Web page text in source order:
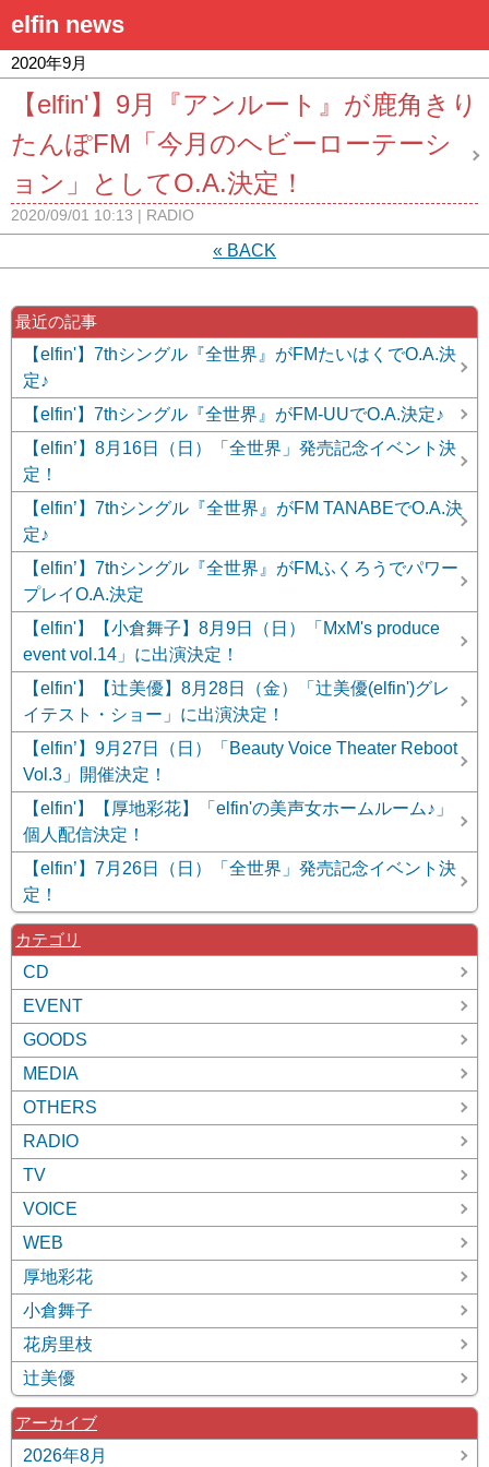
elfin news
2020年9月
【elfin'】9月『アンルート』が鹿角きり
たんぽFM「今月のヘビーローテーシ
ョン」としてO.A.決定！
2020/09/01 10:13 RADIO
« BACK
最近の記事
【elfin'】7thシングル『全世界』がFMたいはくでO.A.決
定♪
【elfin'】7thシングル『全世界』がFM-UUでO.A.決定♪
【elfin’】8月16日（日）「全世界」発売記念イベント決
定！
【elfin’】7thシングル『全世界』がFM TANABEでO.A.決
定♪
【elfin’】7thシングル『全世界』がFMふくろうでパワー
プレイO.A.決定
【elfin'】【小倉舞子】8月9日（日）「MxM's produce
event vol.14」に出演決定！
【elfin'】【辻美優】8月28日（金）「辻美優(elfin')グレ
イテスト・ショー」に出演決定！
【elfin’】9月27日（日）「Beauty Voice Theater Reboot
Vol.3」開催決定！
【elfin'】【厚地彩花】「elfin'の美声女ホームルーム♪」
個人配信決定！
【elfin’】7月26日（日）「全世界」発売記念イベント決
定！
カテゴリ
CD
EVENT
GOODS
MEDIA
OTHERS
RADIO
TV
VOICE
WEB
厚地彩花
小倉舞子
花房里枝
辻美優
アーカイブ
2026年8月